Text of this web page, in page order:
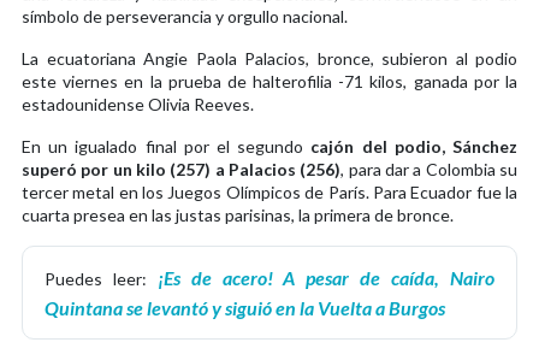
símbolo de perseverancia y orgullo nacional.
La ecuatoriana Angie Paola Palacios, bronce, subieron al podio
este viernes en la prueba de halterofilia -71 kilos, ganada por la
estadounidense Olivia Reeves.
En un igualado final por el segundo cajón del podio, Sánchez
superó por un kilo (257) a Palacios (256), para dar a Colombia su
tercer metal en los Juegos Olímpicos de París. Para Ecuador fue la
cuarta presea en las justas parisinas, la primera de bronce.
Puedes leer: ¡Es de acero! A pesar de caída, Nairo
Quintana se levantó y siguió en la Vuelta a Burgos